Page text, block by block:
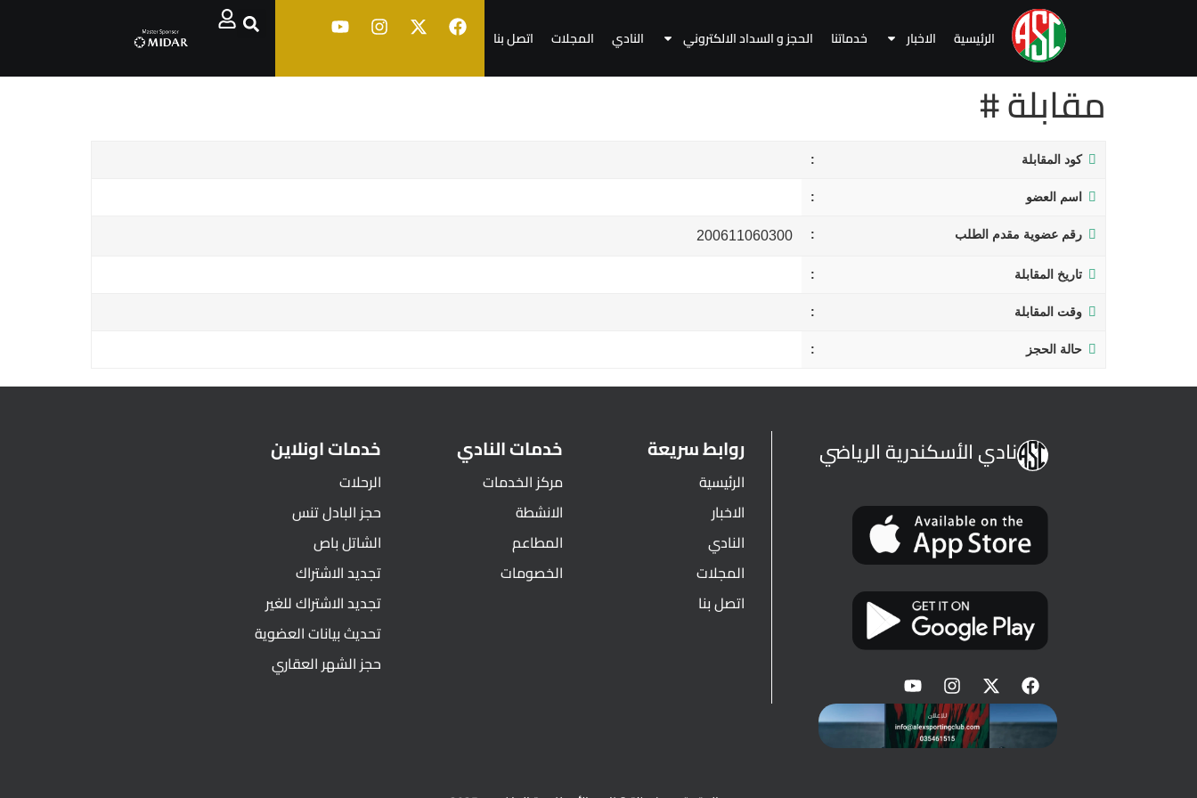
الرئيسية الاخبار خدماتنا الحجز و السداد الالكتروني النادي المجلات اتصل بنا
مقابلة #
كود المقابلة
اسم العضو
رقم عضوية مقدم الطلب 200611060300
تاريخ المقابلة
وقت المقابلة
حالة الحجز
نادي الأسكندرية الرياضي روابط سريعة
الرئيسية
الاخبار
النادي
المجلات
اتصل بنا
خدمات النادي
مركز الخدمات
الانشطة
المطاعم
الخصومات
خدمات اونلاين
الرحلات
حجز البادل تنس
الشاتل باص
تجديد الاشتراك
تجديد الاشتراك للغير
تحديث بيانات العضوية
حجز الشهر العقاري